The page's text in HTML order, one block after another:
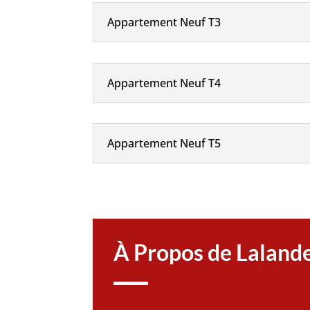
Appartement Neuf T3
Appartement Neuf T4
Appartement Neuf T5
À Propos de